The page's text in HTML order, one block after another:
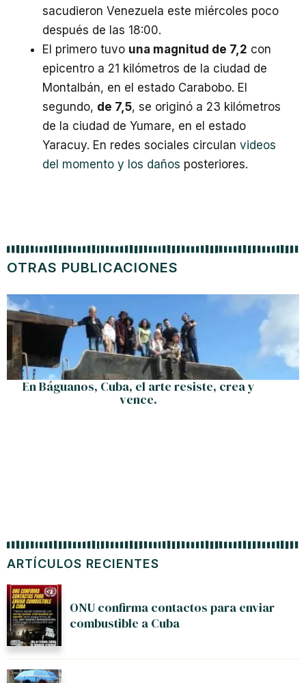
sacudieron Venezuela este miércoles poco
después de las 18:00.
El primero tuvo una magnitud de 7,2 con
epicentro a 21 kilómetros de la ciudad de
Montalbán, en el estado Carabobo. El
segundo, de 7,5, se originó a 23 kilómetros
de la ciudad de Yumare, en el estado
Yaracuy. En redes sociales circulan videos
del momento y los daños posteriores.
ARTÍCULOS RECIENTES
ONU confirma contactos para enviar
combustible a Cuba
OTRAS PUBLICACIONES
En Báguanos, Cuba, el arte resiste, crea y
vence.